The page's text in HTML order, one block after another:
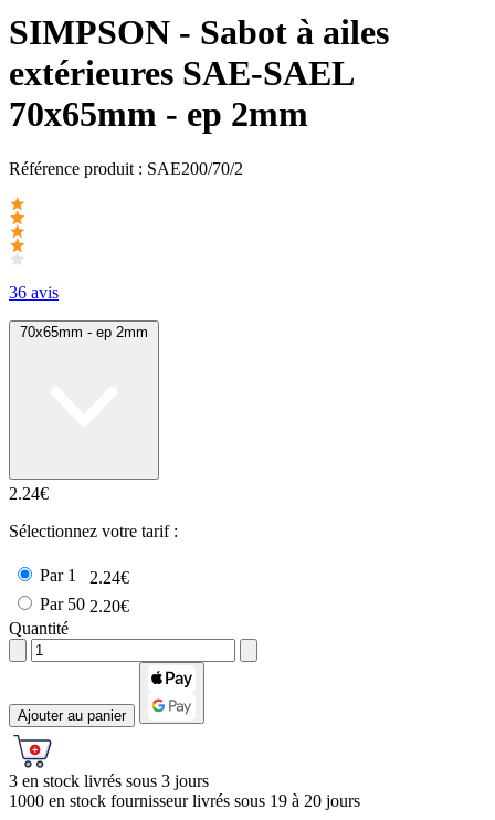
SIMPSON - Sabot à ailes
extérieures SAE-SAEL
70x65mm - ep 2mm
Référence produit : SAE200/70/2
36 avis
70x65mm - ep 2mm
2.24€
Sélectionnez votre tarif :
Par 1
2.24€
Par 50 2.20€
Quantité
Ajouter au panier
3 en stock livrés sous 3 jours
1000 en stock fournisseur livrés sous 19 à 20 jours